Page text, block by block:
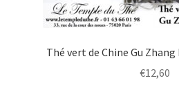
Thé vert de Chine Gu Zhang
€12,60